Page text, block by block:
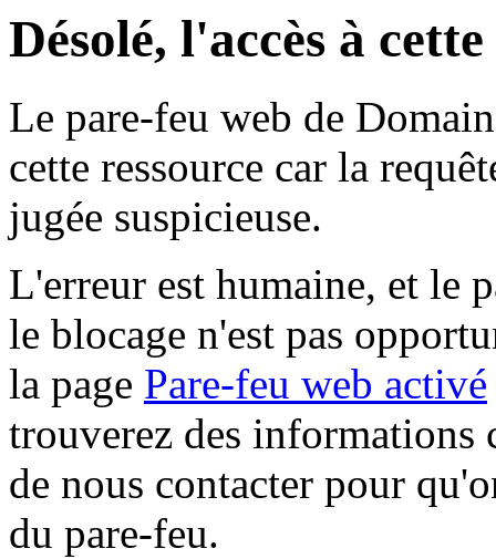
Désolé, l'accès à
Le pare-feu web de
cette ressource car la
jugée suspicieuse.
L'erreur est humaine, et le
le blocage n'est pas
la page Pare-feu web activé
trouverez des informations
de nous contacter pour
du pare-feu.